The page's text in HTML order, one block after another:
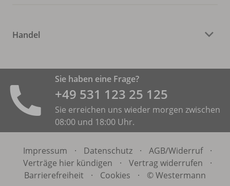
Handel
Sie haben eine Frage?
+49 531 ­123 25 125
Sie erreichen uns wieder morgen zwischen
08:00 und 18:00 Uhr.
Impressum · Datenschutz · AGB/Widerruf
·
Verträge hier kündigen
· Vertrag widerrufen
·
Barrierefreiheit
· Cookies · © Westermann